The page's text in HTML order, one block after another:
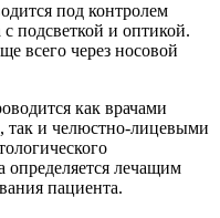
под контролем
подсветкой и оптикой.
всего через носовой
как врачами
так и челюстно-лицевыми
определяется лечащим
пациента.